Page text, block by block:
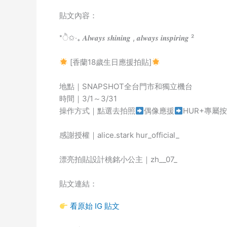
貼文內容：
*ੈ✩‧₊ 𝑨𝒍𝒘𝒂𝒚𝒔 𝒔𝒉𝒊𝒏𝒊𝒏𝒈 , 𝒂𝒍𝒘𝒂𝒚𝒔 𝒊𝒏𝒔𝒑𝒊𝒓𝒊𝒏𝒈 ²
[香蘭18歲生日應援拍貼]
地點｜SNAPSHOT全台門市和獨立機台
時間｜3/1～3/31
操作方式｜點選去拍照
偶像應援 HUR+專屬
感謝授權｜alice.stark hur_official_
漂亮拍貼設計桃銘小公主｜zh__07_
貼文連結：
看原始 IG 貼文